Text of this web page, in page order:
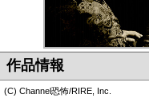
作品情報
(C) Channel恐怖/RIRE, Inc.